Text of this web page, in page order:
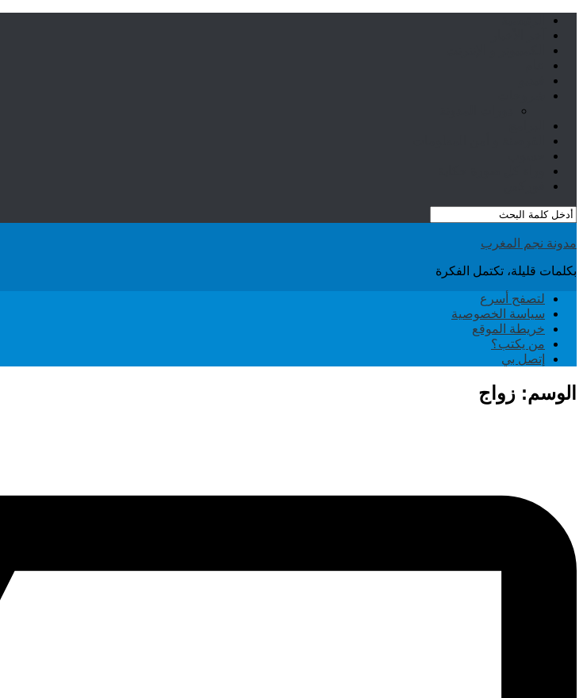
مدونة نجم المغرب
بكلمات قليلة، تكتمل الفكرة
لتصفح أسرع
سياسة الخصوصية
خريطة الموقع
من يكتب؟
إتصل بي
الوسم: زواج